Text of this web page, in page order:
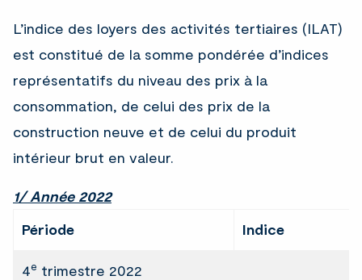
L’indice des loyers des activités tertiaires (ILAT)
est constitué de la somme pondérée d’indices
représentatifs du niveau des prix à la
consommation, de celui des prix de la
construction neuve et de celui du produit
intérieur brut en valeur.
1/ Année 2022
Période
Indice
4e trimestre 2022